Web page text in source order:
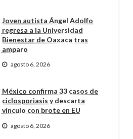
Joven autista Ángel Adolfo
regresa a la Universidad
Bienestar de Oaxaca tras
amparo
agosto 6, 2026
México confirma 33 casos de
ciclosporiasis y descarta
vínculo con brote en EU
agosto 6, 2026